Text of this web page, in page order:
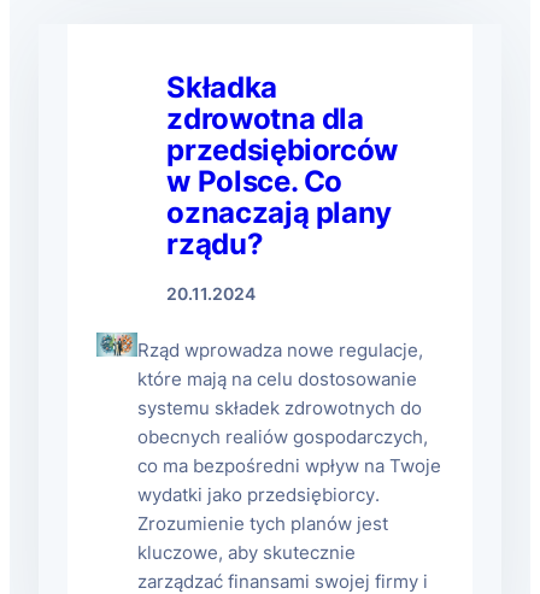
Składka
zdrowotna dla
przedsiębiorców
w Polsce. Co
oznaczają plany
rządu?
20.11.2024
Rząd wprowadza nowe regulacje,
które mają na celu dostosowanie
systemu składek zdrowotnych do
obecnych realiów gospodarczych,
co ma bezpośredni wpływ na Twoje
wydatki jako przedsiębiorcy.
Zrozumienie tych planów jest
kluczowe, aby skutecznie
zarządzać finansami swojej firmy i